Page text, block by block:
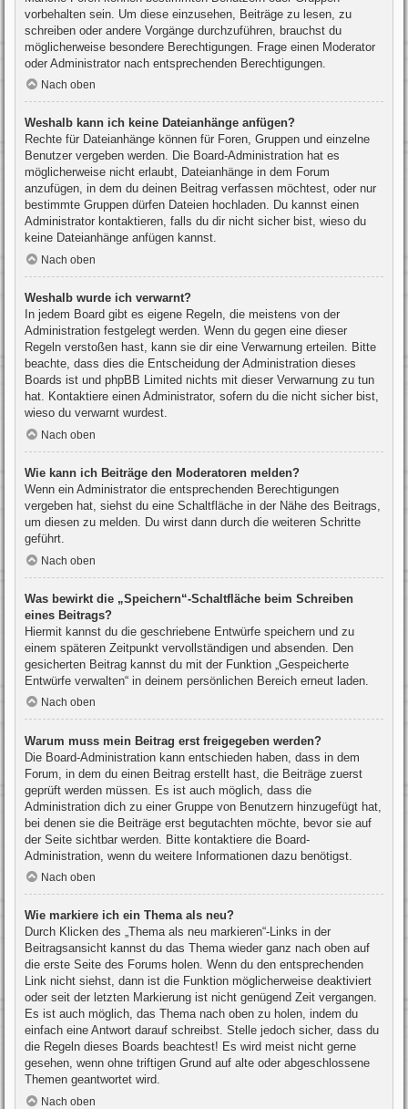
vorbehalten sein. Um diese einzusehen, Beiträge zu lesen, zu
schreiben oder andere Vorgänge durchzuführen, brauchst du
möglicherweise besondere Berechtigungen. Frage einen Moderator
oder Administrator nach entsprechenden Berechtigungen.
Nach oben
Weshalb kann ich keine Dateianhänge anfügen?
Rechte für Dateianhänge können für Foren, Gruppen und einzelne
Benutzer vergeben werden. Die Board-Administration hat es
möglicherweise nicht erlaubt, Dateianhänge in dem Forum
anzufügen, in dem du deinen Beitrag verfassen möchtest, oder nur
bestimmte Gruppen dürfen Dateien hochladen. Du kannst einen
Administrator kontaktieren, falls du dir nicht sicher bist, wieso du
keine Dateianhänge anfügen kannst.
Nach oben
Weshalb wurde ich verwarnt?
In jedem Board gibt es eigene Regeln, die meistens von der
Administration festgelegt werden. Wenn du gegen eine dieser
Regeln verstoßen hast, kann sie dir eine Verwarnung erteilen. Bitte
beachte, dass dies die Entscheidung der Administration dieses
Boards ist und phpBB Limited nichts mit dieser Verwarnung zu tun
hat. Kontaktiere einen Administrator, sofern du die nicht sicher bist,
wieso du verwarnt wurdest.
Nach oben
Wie kann ich Beiträge den Moderatoren melden?
Wenn ein Administrator die entsprechenden Berechtigungen
vergeben hat, siehst du eine Schaltfläche in der Nähe des Beitrags,
um diesen zu melden. Du wirst dann durch die weiteren Schritte
geführt.
Nach oben
Was bewirkt die „Speichern“-Schaltfläche beim Schreiben
eines Beitrags?
Hiermit kannst du die geschriebene Entwürfe speichern und zu
einem späteren Zeitpunkt vervollständigen und absenden. Den
gesicherten Beitrag kannst du mit der Funktion „Gespeicherte
Entwürfe verwalten“ in deinem persönlichen Bereich erneut laden.
Nach oben
Warum muss mein Beitrag erst freigegeben werden?
Die Board-Administration kann entschieden haben, dass in dem
Forum, in dem du einen Beitrag erstellt hast, die Beiträge zuerst
geprüft werden müssen. Es ist auch möglich, dass die
Administration dich zu einer Gruppe von Benutzern hinzugefügt hat,
bei denen sie die Beiträge erst begutachten möchte, bevor sie auf
der Seite sichtbar werden. Bitte kontaktiere die Board-
Administration, wenn du weitere Informationen dazu benötigst.
Nach oben
Wie markiere ich ein Thema als neu?
Durch Klicken des „Thema als neu markieren“-Links in der
Beitragsansicht kannst du das Thema wieder ganz nach oben auf
die erste Seite des Forums holen. Wenn du den entsprechenden
Link nicht siehst, dann ist die Funktion möglicherweise deaktiviert
oder seit der letzten Markierung ist nicht genügend Zeit vergangen.
Es ist auch möglich, das Thema nach oben zu holen, indem du
einfach eine Antwort darauf schreibst. Stelle jedoch sicher, dass du
die Regeln dieses Boards beachtest! Es wird meist nicht gerne
gesehen, wenn ohne triftigen Grund auf alte oder abgeschlossene
Themen geantwortet wird.
Nach oben